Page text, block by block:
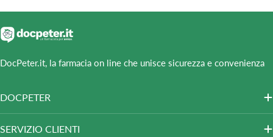
DocPeter.it, la farmacia on line che unisce sicurezza e convenienza
DOCPETER
SERVIZIO CLIENTI